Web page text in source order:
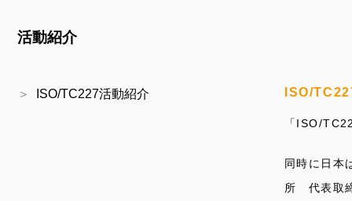
活動紹介
ISO/TC227活動紹介 ISO/
「ISO/
同時に日本
所 代表取